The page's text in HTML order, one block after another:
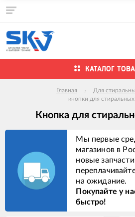
КАТАЛОГ
Главная
Для
кнопки для
Кнопка для
Мы первые
магазинов в
новые
на ожидание.
Покупайте у
быстро!